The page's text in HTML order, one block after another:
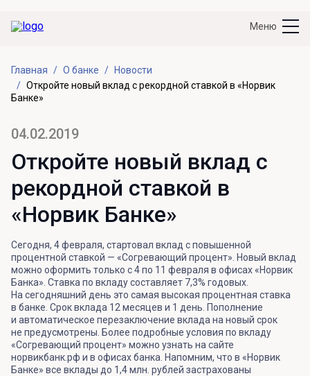
Меню
Главная О банке
Новости
Откройте новый вклад с рекордной ставкой в «Норвик
Банке»
04.02.2019
Откройте новый вклад с
рекордной ставкой в
«Норвик Банке»
Сегодня, 4 февраля, стартовал вклад с повышенной
процентной ставкой — «Согревающий процент». Новый вклад
можно оформить только с 4 по 11 февраля в офисах «Норвик
Банка». Ставка по вкладу составляет 7,3% годовых.
На сегодняшний день это самая высокая процентная ставка
в банке. Срок вклада 12 месяцев и 1 день. Пополнение
и автоматическое перезаключение вклада на новый срок
не предусмотрены. Более подробные условия по вкладу
«Согревающий процент» можно узнать на сайте
норвикбанк.рф и в офисах банка. Напомним, что в «Норвик
Банке» все вклады до 1,4 млн. рублей застрахованы